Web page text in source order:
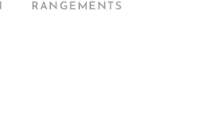
RANGEMENTS